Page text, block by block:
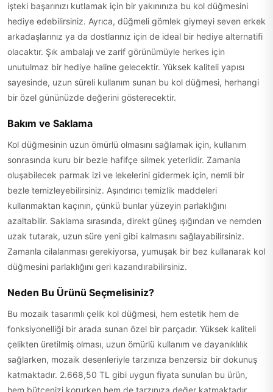
işteki başarınızı kutlamak için bir yakınınıza bu kol düğmesini
hediye edebilirsiniz. Ayrıca, düğmeli gömlek giymeyi seven erkek
arkadaşlarınız ya da dostlarınız için de ideal bir hediye alternatifi
olacaktır. Şık ambalajı ve zarif görünümüyle herkes için
unutulmaz bir hediye haline gelecektir. Yüksek kaliteli yapısı
sayesinde, uzun süreli kullanım sunan bu kol düğmesi, herhangi
bir özel gününüzde değerini gösterecektir.
Bakım ve Saklama
Kol düğmesinin uzun ömürlü olmasını sağlamak için, kullanım
sonrasında kuru bir bezle hafifçe silmek yeterlidir. Zamanla
oluşabilecek parmak izi ve lekelerini gidermek için, nemli bir
bezle temizleyebilirsiniz. Aşındırıcı temizlik maddeleri
kullanmaktan kaçının, çünkü bunlar yüzeyin parlaklığını
azaltabilir. Saklama sırasında, direkt güneş ışığından ve nemden
uzak tutarak, uzun süre yeni gibi kalmasını sağlayabilirsiniz.
Zamanla cilalanması gerekiyorsa, yumuşak bir bez kullanarak kol
düğmesini parlaklığını geri kazandırabilirsiniz.
Neden Bu Ürünü Seçmelisiniz?
Bu mozaik tasarımlı çelik kol düğmesi, hem estetik hem de
fonksiyonelliği bir arada sunan özel bir parçadır. Yüksek kaliteli
çelikten üretilmiş olması, uzun ömürlü kullanım ve dayanıklılık
sağlarken, mozaik desenleriyle tarzınıza benzersiz bir dokunuş
katmaktadır. 2.668,50 TL gibi uygun fiyata sunulan bu ürün,
hem bütçenizi korurken hem de tarzınıza değer katmaktadır.